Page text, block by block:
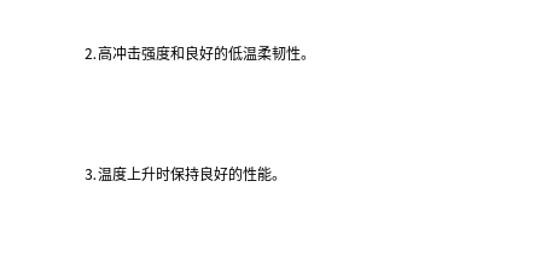
⒉高冲击强度和良好的低温柔韧性。
⒊温度上升时保持良好的性能。